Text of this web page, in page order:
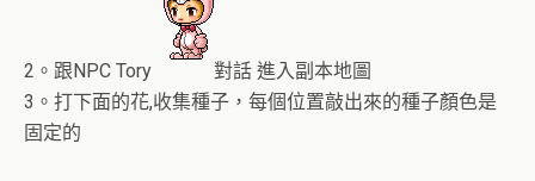
2。跟NPC Tory
對話 進入副本地圖
3。打下面的花,收集種子，每個位置敲出來的種子顏色是
固定的